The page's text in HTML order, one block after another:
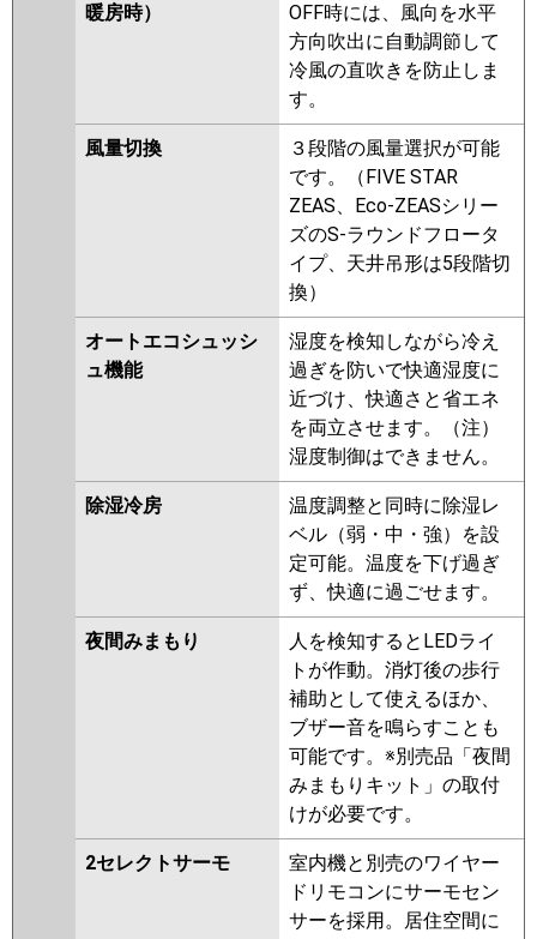
暖房時）
OFF時には、風向を水平
方向吹出に自動調節して
冷風の直吹きを防止しま
す。
風量切換
３段階の風量選択が可能
です。（FIVE STAR
ZEAS、Eco-ZEASシリー
ズのS-ラウンドフロータ
イプ、天井吊形は5段階切
換）
オートエコシュッシ
ュ機能
湿度を検知しながら冷え
過ぎを防いで快適湿度に
近づけ、快適さと省エネ
を両立させます。（注）
湿度制御はできません。
除湿冷房
温度調整と同時に除湿レ
ベル（弱・中・強）を設
定可能。温度を下げ過ぎ
ず、快適に過ごせます。
夜間みまもり
人を検知するとLEDライ
トが作動。消灯後の歩行
補助として使えるほか、
ブザー音を鳴らすことも
可能です。※別売品「夜間
みまもりキット」の取付
けが必要です。
2セレクトサーモ
室内機と別売のワイヤー
ドリモコンにサーモセン
サーを採用。居住空間に